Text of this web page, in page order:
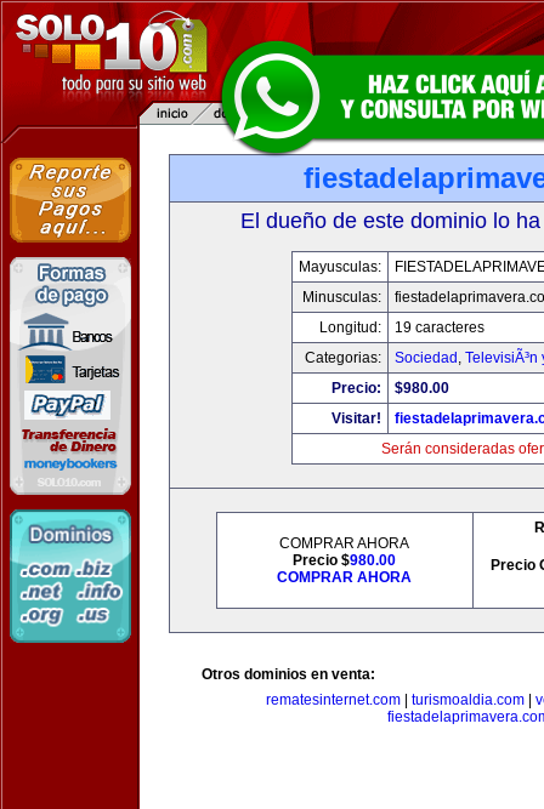
El dueño de este dominio lo
Mayusculas:
Minusculas:
Longitud:
19 caracteres
Categorias:
Sociedad , TelevisiÃ³n
Precio:
$980.00
Visitar!
Serán consideradas
COMPRAR AHORA
Precio $980.00
COMPRAR AHORA
Precio
Otros dominios en venta:
rematesinternet.com| turismoaldia.com|